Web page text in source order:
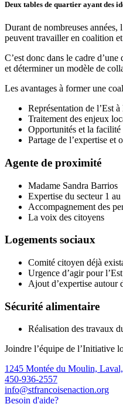
Deux tables de quartier ayant des
Durant de nombreuses
peuvent travailler en coalition
C’est donc dans le cadre
et déterminer un modèle de
Les avantages à former une
Représentation de l’Est
Traitement des enjeux
Opportunités et la
Partage de l’expertise et
Agente de proximité
Madame Sandra Barrios
Expertise du secteur 1
Accompagnement des
La voix des citoyens
Logements sociaux
Comité citoyen déjà
Urgence d’agir pour
Ajout d’expertise autour
Sécurité alimentaire
Réalisation des travaux
Joindre l’équipe de l’Initiative
1245 Montée du Moulin,
450-936-2557
info@stfrancoisenaction.org
Besoin d'aide?